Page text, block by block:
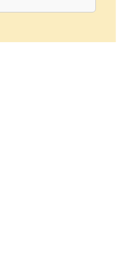
in een plastic
geleverd, en
van de
munten veelal de
aanslag en/of
margeregel
dat wij btw afdragen
De prijs op de